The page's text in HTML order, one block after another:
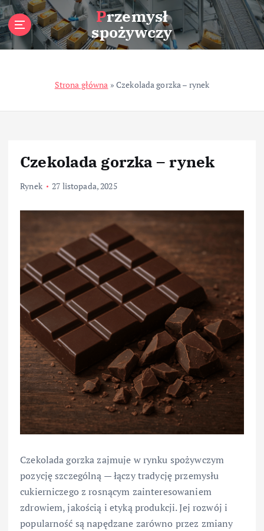
S
k
i
p
n
Przemysł
spożywczy
Strona główna » Czekolada gorzka – rynek
Czekolada gorzka – rynek
Rynek 27 listopada, 2025
Czekolada gorzka zajmuje w rynku spożywczym
pozycję szczególną — łączy tradycję przemysłu
cukierniczego z rosnącym zainteresowaniem
zdrowiem, jakością i etyką produkcji. Jej rozwój i
popularność są napędzane zarówno przez zmiany